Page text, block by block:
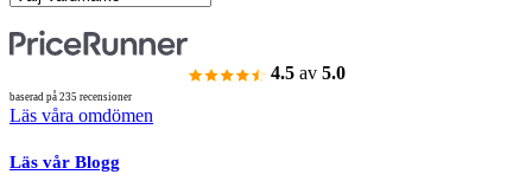
4.5 av 5.0
baserad på 235 recensioner
Läs våra omdömen
Läs vår Blogg